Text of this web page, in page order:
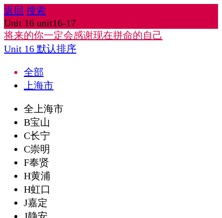
返回 搜索
Unit 16 unit16-17
将来的你一定会感谢现在拼命的自己
Unit 16 默认排序
全部
上海市
全上海市
B宝山
C长宁
C崇明
F奉贤
H黄浦
H虹口
J嘉定